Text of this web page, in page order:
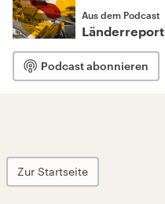
Aus dem Podcast
Länderreport
Podcast abonnieren
Zur Startseite